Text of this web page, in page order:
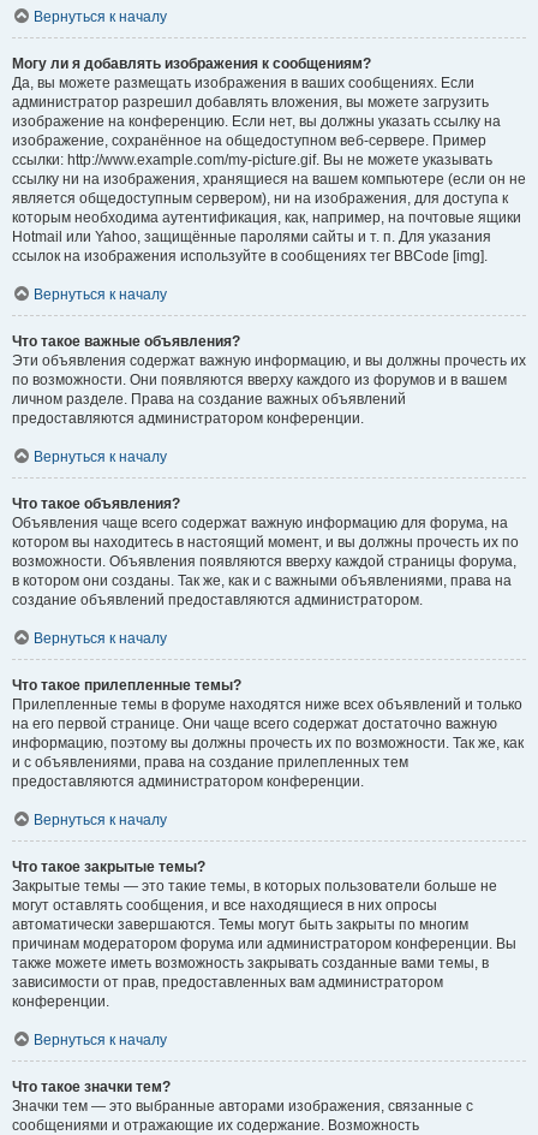
Вернуться к началу
Могу ли я добавлять изображения к сообщениям?
Да, вы можете размещать изображения в ваших сообщениях. Если
администратор разрешил добавлять вложения, вы можете загрузить
изображение на конференцию. Если нет, вы должны указать ссылку на
изображение, сохранённое на общедоступном веб-сервере. Пример
ссылки: http://www.example.com/my-picture.gif. Вы не можете указывать
ссылку ни на изображения, хранящиеся на вашем компьютере (если он не
является общедоступным сервером), ни на изображения, для доступа к
которым необходима аутентификация, как, например, на почтовые ящики
Hotmail или Yahoo, защищённые паролями сайты и т. п. Для указания
ссылок на изображения используйте в сообщениях тег BBCode [img].
Вернуться к началу
Что такое важные объявления?
Эти объявления содержат важную информацию, и вы должны прочесть их
по возможности. Они появляются вверху каждого из форумов и в вашем
личном разделе. Права на создание важных объявлений
предоставляются администратором конференции.
Вернуться к началу
Что такое объявления?
Объявления чаще всего содержат важную информацию для форума, на
котором вы находитесь в настоящий момент, и вы должны прочесть их по
возможности. Объявления появляются вверху каждой страницы форума,
в котором они созданы. Так же, как и с важными объявлениями, права на
создание объявлений предоставляются администратором.
Вернуться к началу
Что такое прилепленные темы?
Прилепленные темы в форуме находятся ниже всех объявлений и только
на его первой странице. Они чаще всего содержат достаточно важную
информацию, поэтому вы должны прочесть их по возможности. Так же, как
и с объявлениями, права на создание прилепленных тем
предоставляются администратором конференции.
Вернуться к началу
Что такое закрытые темы?
Закрытые темы — это такие темы, в которых пользователи больше не
могут оставлять сообщения, и все находящиеся в них опросы
автоматически завершаются. Темы могут быть закрыты по многим
причинам модератором форума или администратором конференции. Вы
также можете иметь возможность закрывать созданные вами темы, в
зависимости от прав, предоставленных вам администратором
конференции.
Вернуться к началу
Что такое значки тем?
Значки тем — это выбранные авторами изображения, связанные с
сообщениями и отражающие их содержание. Возможность